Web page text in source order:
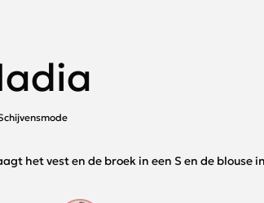
het vest en de broek in een S en de blouse